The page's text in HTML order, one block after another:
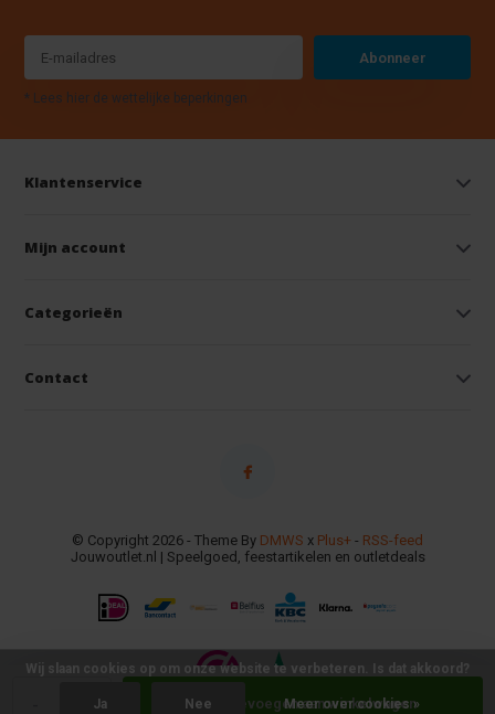
+ Toevoegen aan winkelwagen
Abonneer
* Lees hier de wettelijke beperkingen
Klantenservice
Mijn account
Categorieën
Contact
© Copyright 2026 - Theme By DMWS x Plus+ - RSS-feed
Jouwoutlet.nl | Speelgoed, feestartikelen en outletdeals
Wij slaan cookies op om onze website te verbeteren. Is dat akkoord?
Ja Nee Meer over cookies »